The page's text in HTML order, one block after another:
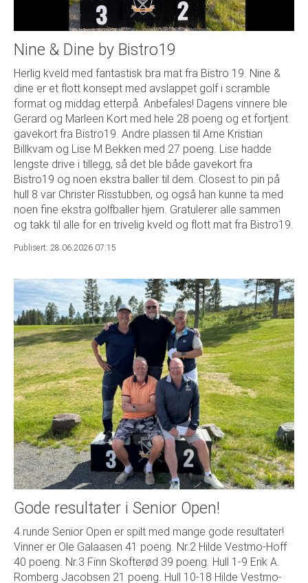
Nine & Dine by Bistro19
Herlig kveld med fantastisk bra mat fra Bistro 19. Nine &
dine er et flott konsept med avslappet golf i scramble
format og middag etterpå. Anbefales! Dagens vinnere ble
Gerard og Marleen Kort med hele 28 poeng og et fortjent
gavekort fra Bistro19. Andre plassen til Arne Kristian
Billkvam og Lise M Bekken med 27 poeng. Lise hadde
lengste drive i tillegg, så det ble både gavekort fra
Bistro19 og noen ekstra baller til dem. Closest to pin på
hull 8 var Christer Risstubben, og også han kunne ta med
noen fine ekstra golfballer hjem. Gratulerer alle sammen
og takk til alle for en trivelig kveld og flott mat fra Bistro19.
Publisert: 28.06.2026 07:15
Gode resultater i Senior Open!
4.runde Senior Open er spilt med mange gode resultater!
Vinner er Ole Galaasen 41 poeng. Nr.2 Hilde Vestmo-Hoff
40 poeng. Nr.3 Finn Skofterød 39 poeng. Hull 1-9 Erik A.
Romberg Jacobsen 21 poeng. Hull 10-18 Hilde Vestmo-